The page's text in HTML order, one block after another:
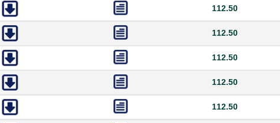
112.50
112.50
112.50
112.50
112.50